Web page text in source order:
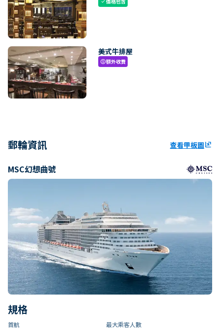
check
美式牛排屋
paid額外收費
郵輪資訊 查看甲板圖ungroup
MSC幻想曲號
規格
首航 最大乘客人數